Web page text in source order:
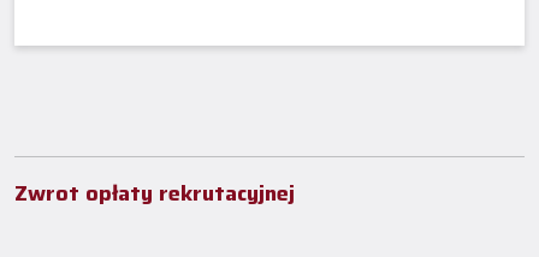
Zwrot opłaty rekrutacyjnej